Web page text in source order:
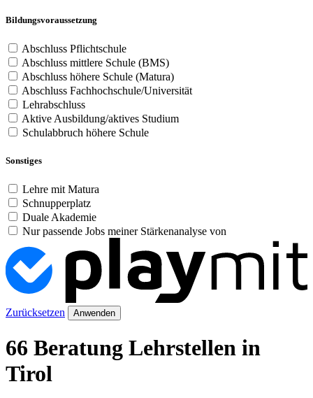
Bildungsvoraussetzung
Abschluss Pflichtschule
Abschluss mittlere Schule (BMS)
Abschluss höhere Schule (Matura)
Abschluss Fachhochschule/Universität
Lehrabschluss
Aktive Ausbildung/aktives Studium
Schulabbruch höhere Schule
Sonstiges
Lehre mit Matura
Schnupperplatz
Duale Akademie
Nur passende Jobs meiner Stärkenanalyse von
Zurücksetzen Anwenden
66 Beratung Lehrstellen in
Tirol